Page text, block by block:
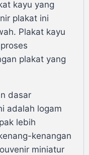
kayu yang
plakat ini
Plakat kayu
plakat yang
dasar
adalah logam
lebih
kenangan
miniatur